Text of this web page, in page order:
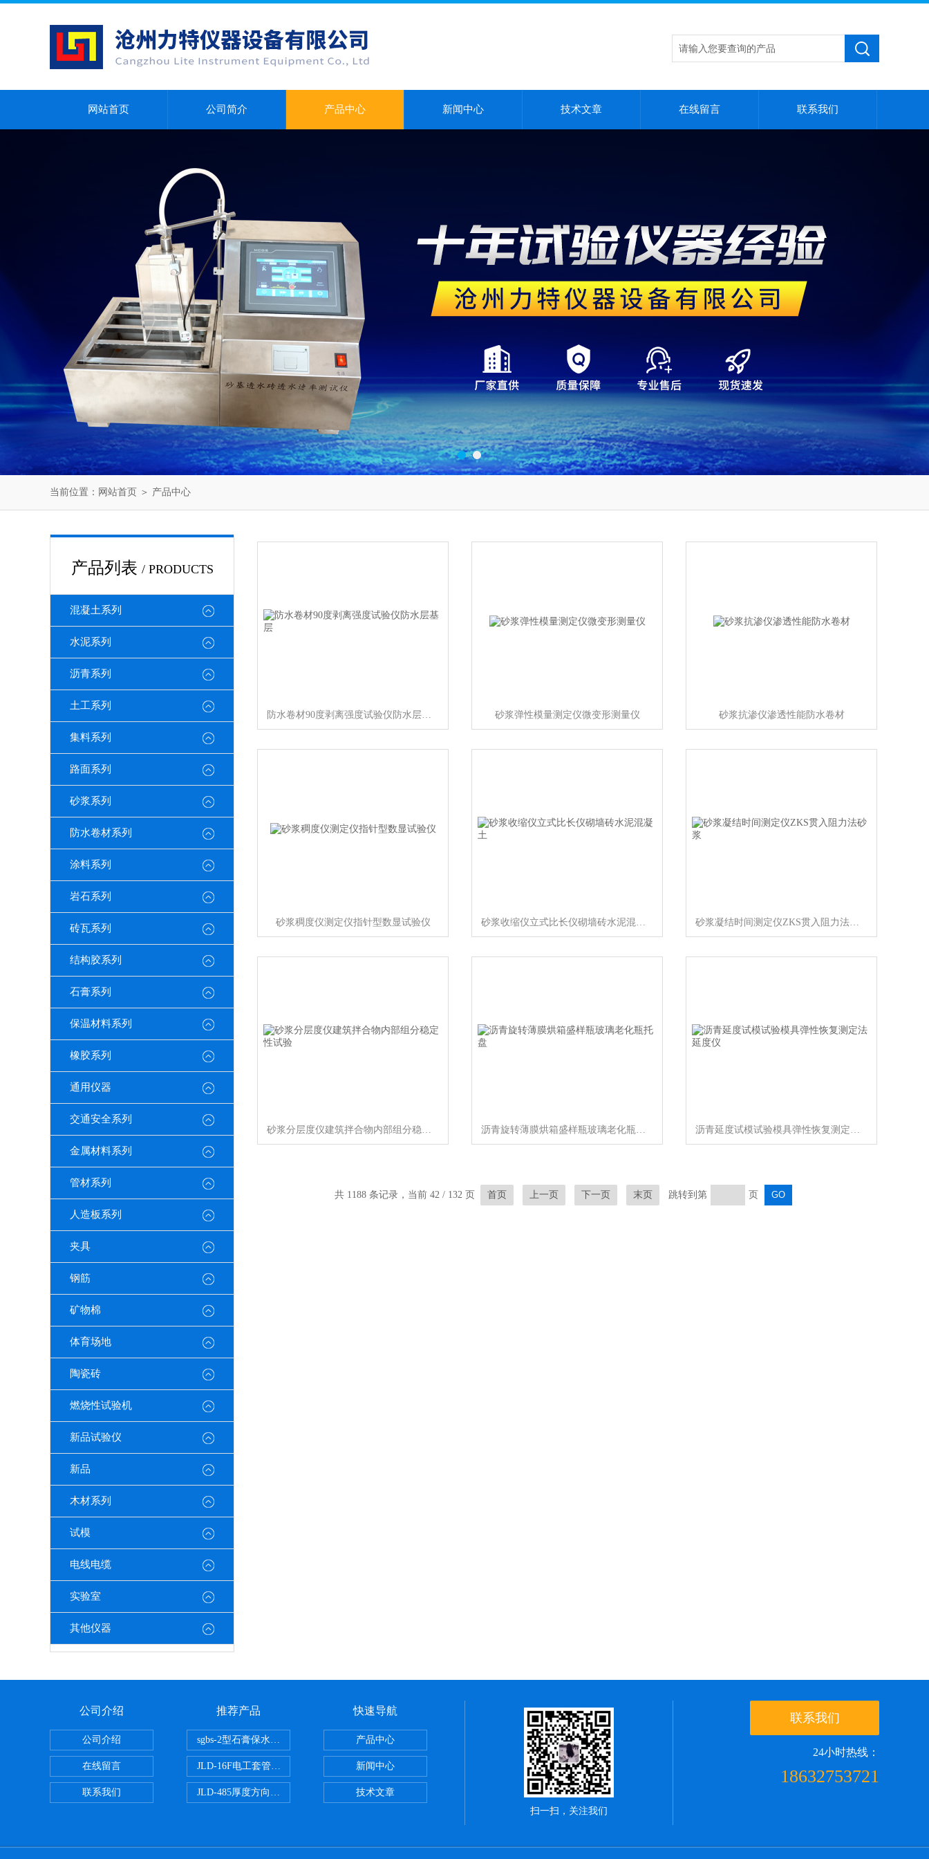
网站首页 公司简介 产品中心 新闻中心 技术文章 在线留言 联系我们
当前位置： 网站首页 ＞ 产品中心
产品列表 / PRODUCTS
混凝土系列
水泥系列
沥青系列
土工系列
集料系列
路面系列
砂浆系列
防水卷材系列
涂料系列
岩石系列
砖瓦系列
结构胶系列
石膏系列
保温材料系列
橡胶系列
通用仪器
交通安全系列
金属材料系列
管材系列
人造板系列
夹具
钢筋
矿物棉
体育场地
陶瓷砖
燃烧性试验机
新品试验仪
新品
木材系列
试模
电线电缆
实验室
其他仪器
防水卷材90度剥离强度试验仪防水层基层 砂浆弹性模量测定仪微变形测量仪 砂浆抗渗仪渗透性能防水卷材
砂浆稠度仪测定仪指针型数显试验仪 砂浆收缩仪立式比长仪砌墙砖水泥混凝土 砂浆凝结时间测定仪ZKS贯入阻力法砂浆
砂浆分层度仪建筑拌合物内部组分稳定性试验 沥青旋转薄膜烘箱盛样瓶玻璃老化瓶托盘 沥青延度试模试验模具弹性恢复测定法延度仪
共 1188 条记录，当前 42 / 132 页 首页 上一页 下一页 末页 跳转到第 页
公司介绍
公司介绍
在线留言
联系我们
推荐产品
sgbs-2型石膏保水率测定仪粉刷石膏检测水泥全自动
JLD-16F电工套管恒温水浴管材
JLD-485厚度方向性钢板拉伸试验夹具
快速导航
产品中心
新闻中心
技术文章
扫一扫，关注我们
联系我们
24小时热线：
18632753721